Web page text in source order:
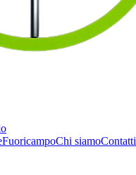
FuoricampoChi siamoContatti